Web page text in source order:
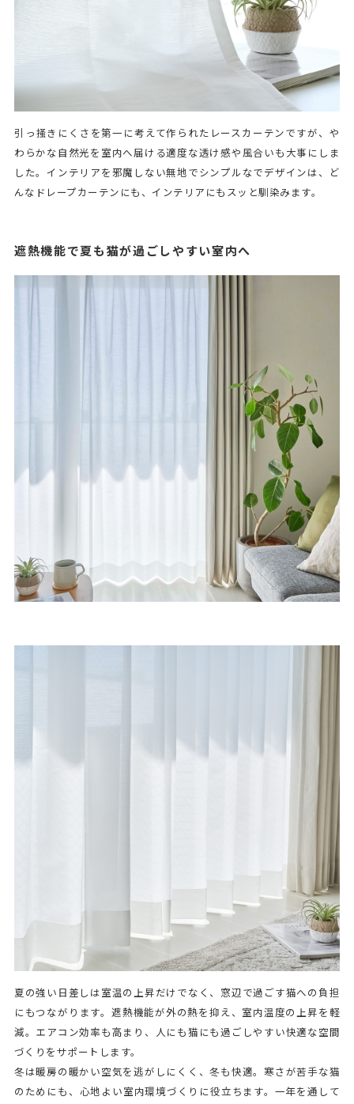
引っ掻きにくさを第一に考えて作られたレースカーテンですが、や
わらかな自然光を室内へ届ける適度な透け感や風合いも大事にしま
した。インテリアを邪魔しない無地でシンプルなでデザインは、ど
んなドレープカーテンにも、インテリアにもスッと馴染みます。
遮熱機能で夏も猫が過ごしやすい室内へ
夏の強い日差しは室温の上昇だけでなく、窓辺で過ごす猫への負担
にもつながります。遮熱機能が外の熱を抑え、室内温度の上昇を軽
減。エアコン効率も高まり、人にも猫にも過ごしやすい快適な空間
づくりをサポートします。
冬は暖房の暖かい空気を逃がしにくく、冬も快適。寒さが苦手な猫
のためにも、心地よい室内環境づくりに役立ちます。一年を通して